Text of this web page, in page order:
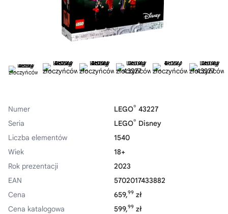
Numer LEGO® 43227
Seria
LEGO® Disney
Liczba elementów
1540
Wiek
18+
Rok prezentacji
2023
EAN
5702017433882
Cena
659,99 zł
Cena katalogowa
599,99 zł